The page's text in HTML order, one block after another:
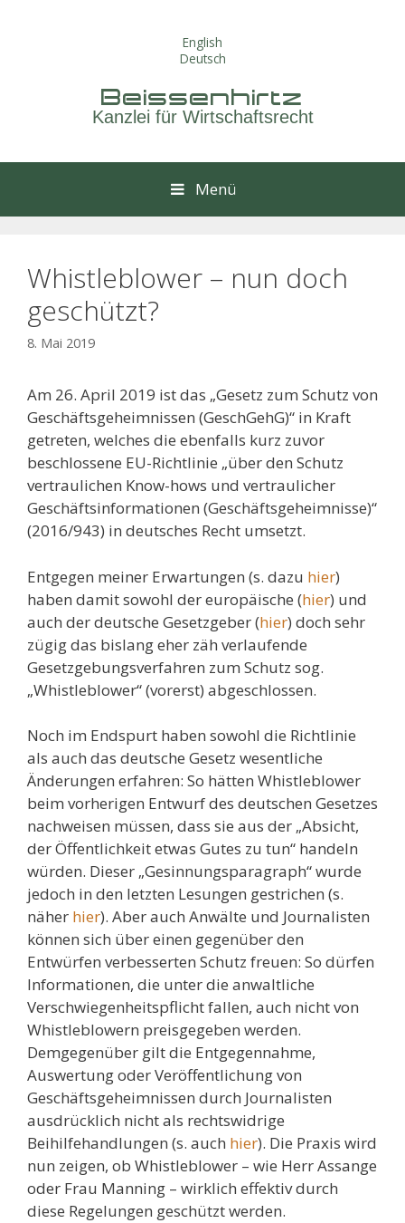
English
Deutsch
Beissenhirtz
Kanzlei für Wirtschaftsrecht
Menü
Whistleblower – nun doch
geschützt?
8. Mai 2019
Am 26. April 2019 ist das „Gesetz zum Schutz von
Geschäftsgeheimnissen (GeschGehG)“ in Kraft
getreten, welches die ebenfalls kurz zuvor
beschlossene EU-Richtlinie „über den Schutz
vertraulichen Know-hows und vertraulicher
Geschäftsinformationen (Geschäftsgeheimnisse)“
(2016/943) in deutsches Recht umsetzt.
Entgegen meiner Erwartungen (s. dazu hier)
haben damit sowohl der europäische (hier) und
auch der deutsche Gesetzgeber (hier) doch sehr
zügig das bislang eher zäh verlaufende
Gesetzgebungsverfahren zum Schutz sog.
„Whistleblower“ (vorerst) abgeschlossen.
Noch im Endspurt haben sowohl die Richtlinie
als auch das deutsche Gesetz wesentliche
Änderungen erfahren: So hätten Whistleblower
beim vorherigen Entwurf des deutschen Gesetzes
nachweisen müssen, dass sie aus der „Absicht,
der Öffentlichkeit etwas Gutes zu tun“ handeln
würden. Dieser „Gesinnungsparagraph“ wurde
jedoch in den letzten Lesungen gestrichen (s.
näher hier). Aber auch Anwälte und Journalisten
können sich über einen gegenüber den
Entwürfen verbesserten Schutz freuen: So dürfen
Informationen, die unter die anwaltliche
Verschwiegenheitspflicht fallen, auch nicht von
Whistleblowern preisgegeben werden.
Demgegenüber gilt die Entgegennahme,
Auswertung oder Veröffentlichung von
Geschäftsgeheimnissen durch Journalisten
ausdrücklich nicht als rechtswidrige
Beihilfehandlungen (s. auch hier). Die Praxis wird
nun zeigen, ob Whistleblower – wie Herr Assange
oder Frau Manning – wirklich effektiv durch
diese Regelungen geschützt werden.